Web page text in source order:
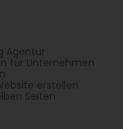
Agentur
für Unternehmen
erstellen
Seiten